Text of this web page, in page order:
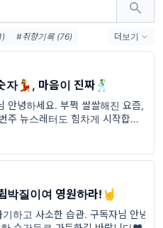
#취향기록 (76)
#영화 (33)
(12)
#밴드 (12)
#웹툰 (10)
더보기
💃, 마음이 진짜🕺
안녕하세요. 부쩍 쌀쌀해진 요즘,
주 뉴스레터도 힘차게 시작합니다
질이여 영원하라!🤘
하고 사소한 습관. 구독자님 안녕